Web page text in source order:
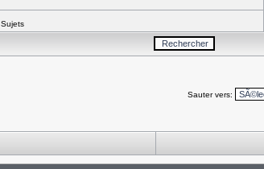
Sujets
Sauter vers: